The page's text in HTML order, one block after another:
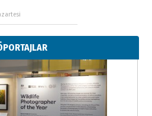
Yeri
KIZI